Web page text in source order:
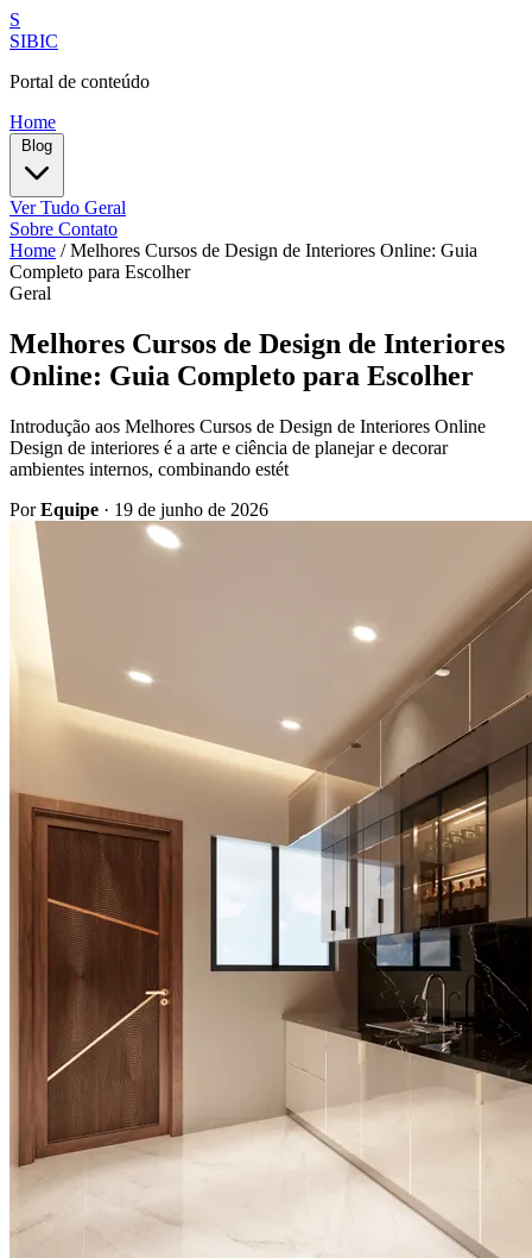
S
SIBIC
Portal de conteúdo
Home
Ver Tudo Geral
Sobre Contato
Home / Melhores Cursos de Design de Interiores Online: Guia
Completo para Escolher
Geral
Melhores Cursos de Design de Interiores
Online: Guia Completo para Escolher
Introdução aos Melhores Cursos de Design de Interiores Online
Design de interiores é a arte e ciência de planejar e decorar
ambientes internos, combinando estét
PorEquipe · 19 de junho de 2026